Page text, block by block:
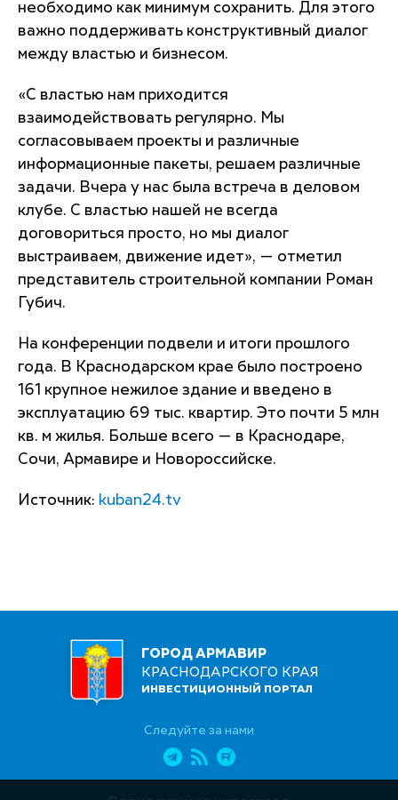
необходимо как минимум сохранить. Для этого
важно поддерживать конструктивный диалог
между властью и бизнесом.
«С властью нам приходится
взаимодействовать регулярно. Мы
согласовываем проекты и различные
информационные пакеты, решаем различные
задачи. Вчера у нас была встреча в деловом
клубе. С властью нашей не всегда
договориться просто, но мы диалог
выстраиваем, движение идет», — отметил
представитель строительной компании Роман
Губич.
На конференции подвели и итоги прошлого
года. В Краснодарском крае было построено
161 крупное нежилое здание и введено в
эксплуатацию 69 тыс. квартир. Это почти 5 млн
кв. м жилья. Больше всего — в Краснодаре,
Сочи, Армавире и Новороссийске.
Источник: kuban24.tv
ГОРОД АРМАВИР
КРАСНОДАРСКОГО КРАЯ
ИНВЕСТИЦИОННЫЙ ПОРТАЛ
Следуйте за нами